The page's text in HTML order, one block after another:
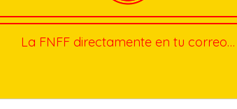
La FNFF directamente en tu correo…